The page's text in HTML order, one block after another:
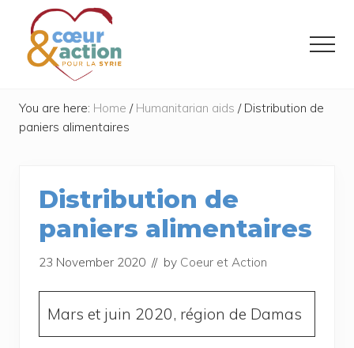
Menu
main
footer
de
l'espoir
Menu
You are here: Home / Humanitarian aids /Distribution de
paniers alimentaires
Distribution de
paniers alimentaires
23 November 2020 // by Coeur et Action
Mars et juin 2020, région de Damas